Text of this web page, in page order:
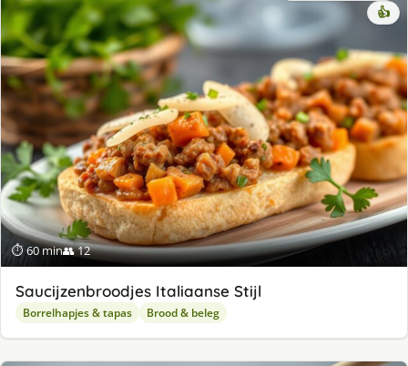
⏱ 60 min👥 12
👍
Saucijzenbroodjes Italiaanse Stijl
Borrelhapjes & tapas Brood & beleg